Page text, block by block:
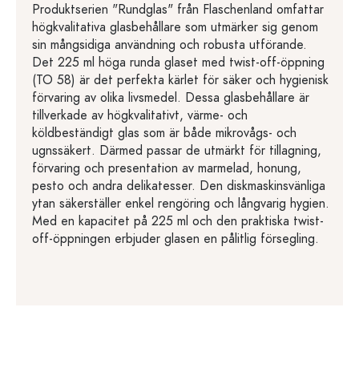
Produktserien "Rundglas" från Flaschenland omfattar
högkvalitativa glasbehållare som utmärker sig genom
sin mångsidiga användning och robusta utförande.
Det 225 ml höga runda glaset med twist-off-öppning
(TO 58) är det perfekta kärlet för säker och hygienisk
förvaring av olika livsmedel. Dessa glasbehållare är
tillverkade av högkvalitativt, värme- och
köldbeständigt glas som är både mikrovågs- och
ugnssäkert. Därmed passar de utmärkt för tillagning,
förvaring och presentation av marmelad, honung,
pesto och andra delikatesser. Den diskmaskinsvänliga
ytan säkerställer enkel rengöring och långvarig hygien.
Med en kapacitet på 225 ml och den praktiska twist-
off-öppningen erbjuder glasen en pålitlig försegling.